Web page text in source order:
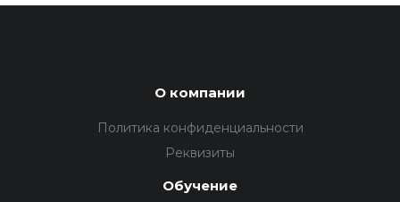
О компании
Политика конфиденциальности
Реквизиты
Обучение